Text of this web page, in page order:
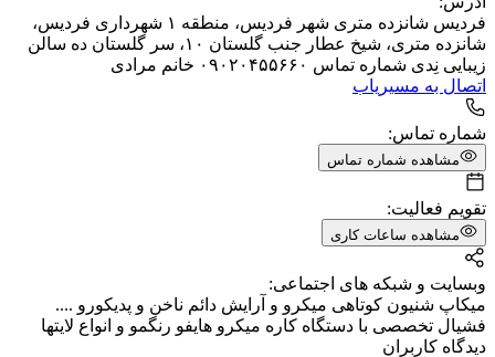
فردیس شانزده متری شهر فردیس، منطقه ۱ شهرداری فردیس،
شانزده متری، شیخ عطار جنب گلستان ۱۰، ​سر گلستان ده سالن
زیبایی نِدی شماره تماس ۰۹۰۲۰۴۵۵۶۶۰ خانم مرادی
اتصال به مسیریاب
شماره تماس:
مشاهده شماره تماس
تقویم فعالیت:
مشاهده ساعات کاری
وبسایت و شبکه های اجتماعی:
میکاپ شنیون کوتاهی میکرو و آرایش دائم ناخن و پدیکورو ....
فشیال تخصصی با دستگاه کاره میکرو هایفو رنگمو و انواع لایتها
دیدگاه کاربران